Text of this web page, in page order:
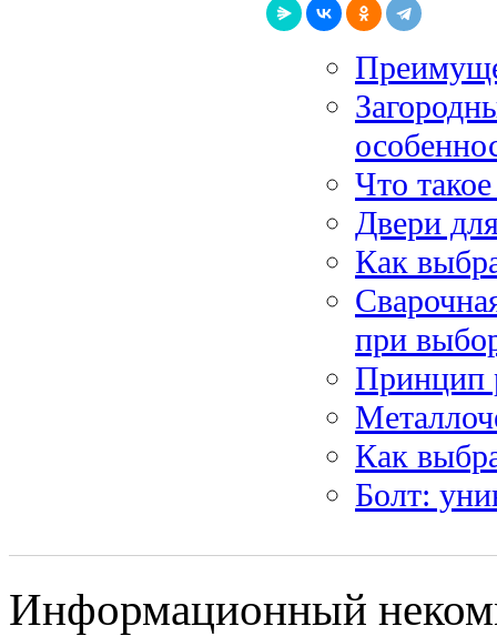
Что
Двери
Как
при
Принцип
Как
Болт:
Информационный